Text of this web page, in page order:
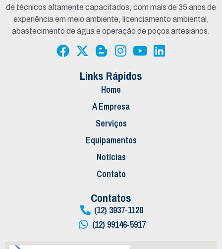
de técnicos altamente capacitados, com mais de 35 anos de
experiência em meio ambiente, licenciamento ambiental,
abastecimento de água e operação de poços artesianos.
Links Rápidos
Home
A Empresa
Serviços
Equipamentos
Notícias
Contato
Contatos
(12) 3937-1120
(12) 99146-5917